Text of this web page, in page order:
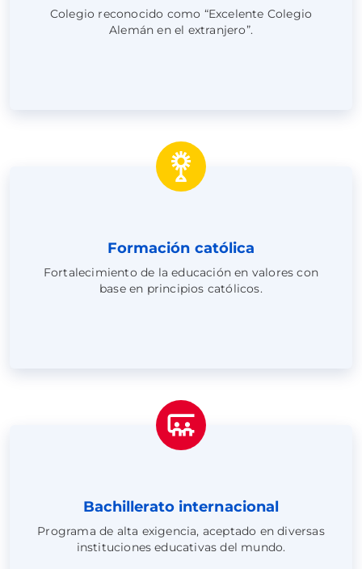
Colegio reconocido como “Excelente Colegio
Alemán en el extranjero”.
Formación católica
Fortalecimiento de la educación en valores con
base en principios católicos.
Bachillerato internacional
Programa de alta exigencia, aceptado en diversas
instituciones educativas del mundo.